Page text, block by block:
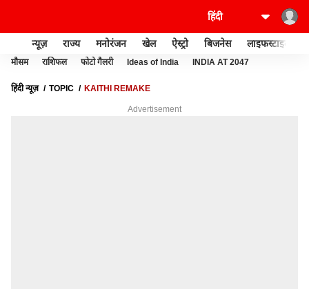
न्यूज़ राज्य मनोरंजन खेल ऐस्ट्रो बिजनेस लाइफस्टाइल
मौसम राशिफल फोटो गैलरी Ideas of India INDIA AT 2047
हिंदी न्यूज़ TOPIC KAITHI REMAKE
Advertisement